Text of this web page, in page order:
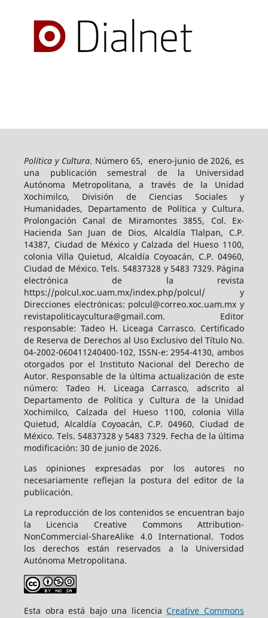
Política y Cultura. Número 65, enero-junio de 2026, es
una publicación semestral de la Universidad
Autónoma Metropolitana, a través de la Unidad
Xochimilco, División de Ciencias Sociales y
Humanidades, Departamento de Política y Cultura.
Prolongación Canal de Miramontes 3855, Col. Ex-
Hacienda San Juan de Dios, Alcaldía Tlalpan, C.P.
14387, Ciudad de México y Calzada del Hueso 1100,
colonia Villa Quietud, Alcaldía Coyoacán, C.P. 04960,
Ciudad de México. Tels. 54837328 y 5483 7329. Página
electrónica de la revista
https://polcul.xoc.uam.mx/index.php/polcul/ y
Direcciones electrónicas: polcul@correo.xoc.uam.mx y
revistapoliticaycultura@gmail.com. Editor
responsable: Tadeo H. Liceaga Carrasco. Certificado
de Reserva de Derechos al Uso Exclusivo del Título No.
04-2002-060411240400-102, ISSN-e: 2954-4130, ambos
otorgados por el Instituto Nacional del Derecho de
Autor. Responsable de la última actualización de este
número: Tadeo H. Liceaga Carrasco, adscrito al
Departamento de Política y Cultura de la Unidad
Xochimilco, Calzada del Hueso 1100, colonia Villa
Quietud, Alcaldía Coyoacán, C.P. 04960, Ciudad de
México. Tels. 54837328 y 5483 7329. Fecha de la última
modificación: 30 de junio de 2026.
Las opiniones expresadas por los autores no
necesariamente reflejan la postura del editor de la
publicación.
La reproducción de los contenidos se encuentran bajo
la Licencia Creative Commons Attribution-
NonCommercial-ShareAlike 4.0 International. Todos
los derechos están reservados a la Universidad
Autónoma Metropolitana.
Esta obra está bajo una licenciaCreative Commons